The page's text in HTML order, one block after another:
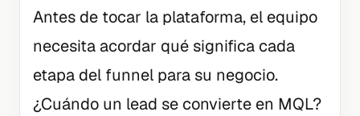
Antes de tocar la plataforma, el equipo
necesita acordar qué significa cada
etapa del funnel para su negocio.
¿Cuándo un lead se convierte en MQL?